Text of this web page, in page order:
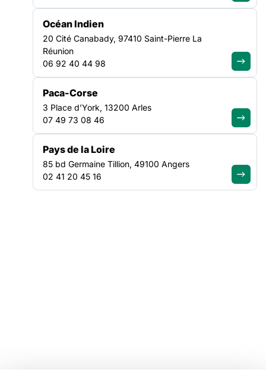
LA FÉDÉRATION
Nos missions
Nos Fédérations régionales
NOS LUTTES
Tous nos plaidoyers
Tous nos programmes
VOTRE ESPACE
Océan Indien
20 Cité Canabady, 97410 Saint-Pierre La
Réunion
06 92 40 44 98
Paca-Corse
3 Place d’York, 13200 Arles
07 49 73 08 46
Pays de la Loire
85 bd Germaine Tillion, 49100 Angers
02 41 20 45 16